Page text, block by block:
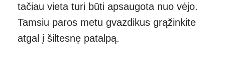
tačiau vieta turi būti apsaugota nuo vėjo.
Tamsiu paros metu gvazdikus grąžinkite
atgal į šiltesnę patalpą.